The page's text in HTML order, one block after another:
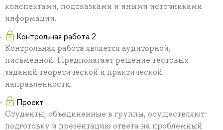
конспектами, подсказками и иными источниками
информации.
Контрольная работа 2
Контрольная работа является аудиторной,
письменной. Предполагает решение тестовых
заданий теоретической и практической
направленности.
Проект
Студенты, объединенные в группы, осуществляют
подготовку и презентацию ответа на проблемный